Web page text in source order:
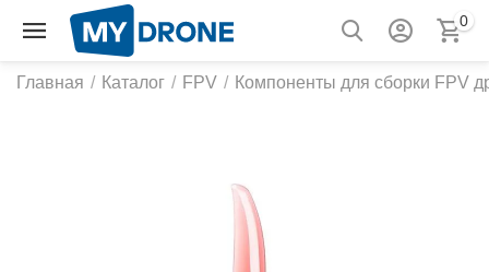
0
Главная / Каталог / FPV / Компоненты для сборки FPV